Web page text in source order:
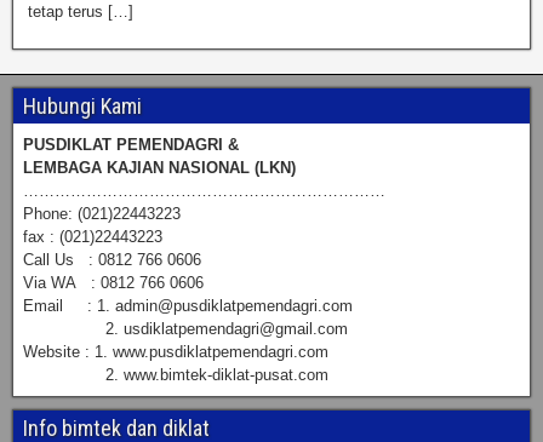
tetap terus […]
Hubungi Kami
PUSDIKLAT PEMENDAGRI &
LEMBAGA KAJIAN NASIONAL (LKN)
Phone: (021)22443223
fax : (021)22443223
Call Us : 0812 766 0606
Via WA : 0812 766 0606
Email : 1. admin@pusdiklatpemendagri.com
2. usdiklatpemendagri@gmail.com
Website : 1. www.pusdiklatpemendagri.com
2. www.bimtek-diklat-pusat.com
Info bimtek dan diklat